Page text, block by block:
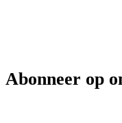
Abonneer op